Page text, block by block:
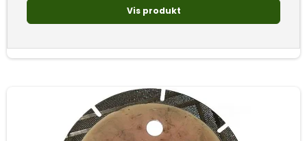
Vis produkt